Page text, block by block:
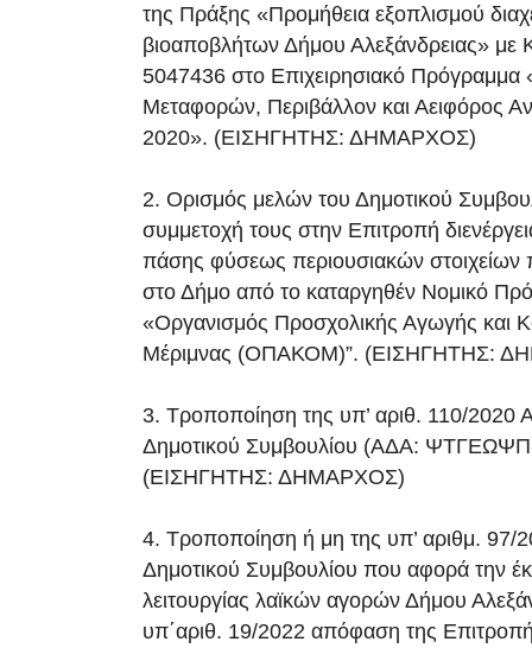
της Πράξης «Προμήθεια εξοπλισμού
βιοαποβλήτων Δήμου Αλεξάνδρειας»
5047436 στο Επιχειρησιακό Πρόγραμμα
Μεταφορών, Περιβάλλον και Αειφόρος
2020». (ΕΙΣΗΓΗΤΗΣ: ΔΗΜΑΡΧΟΣ)
2. Ορισμός μελών του Δημοτικού
συμμετοχή τους στην Επιτροπή
πάσης φύσεως περιουσιακών στοιχείων
στο Δήμο από το καταργηθέν Νομικό
«Οργανισμός Προσχολικής Αγωγής και
Μέριμνας (ΟΠΑΚΟΜ)”. (ΕΙΣΗΓΗΤΗΣ:
3. Τροποποίηση της υπ’ αριθ. 110/2020
Δημοτικού Συμβουλίου (ΑΔΑ:
(ΕΙΣΗΓΗΤΗΣ: ΔΗΜΑΡΧΟΣ)
4. Τροποποίηση ή μη της υπ’ αριθμ. 97/
Δημοτικού Συμβουλίου που αφορά την
λειτουργίας λαϊκών αγορών Δήμου
υπ΄αριθ. 19/2022 απόφαση της